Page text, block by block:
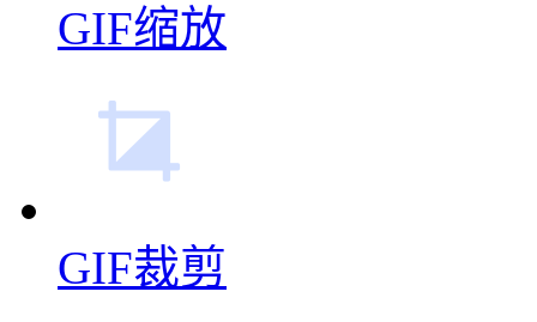
GIF缩放
GIF裁剪